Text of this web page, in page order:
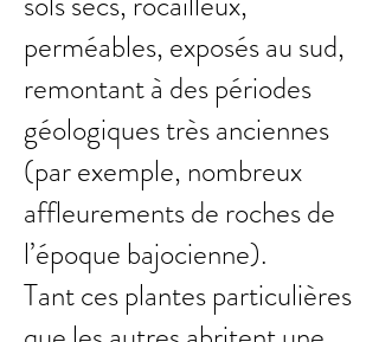
perméables, exposés au sud,
remontant à des périodes
géologiques très anciennes
(par exemple, nombreux
affleurements de roches de
l’époque bajocienne).
Tant ces plantes particulières